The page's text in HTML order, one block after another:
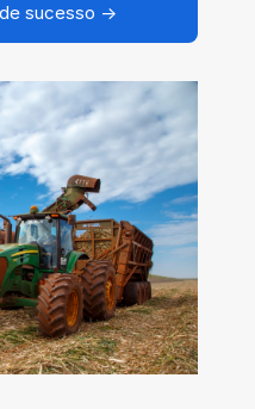
sucesso →